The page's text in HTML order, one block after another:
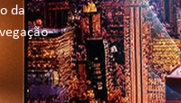
da